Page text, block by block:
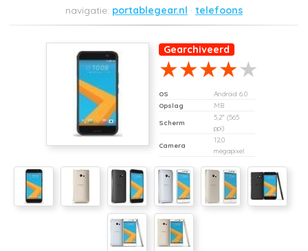
portablegear.nl telefoons
Gearchiveerd
OS
Android 6.0
Opslag
MB
Scherm
5,2" (565
ppi)
Camera
12,0
megapixel